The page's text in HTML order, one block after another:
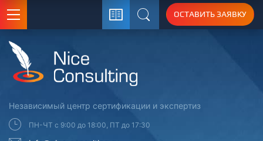
Поиск
ОСТАВИТЬ ЗАЯВКУ
Независимый центр сертификации и экспертиз
ПН-ЧТ с 9:00 до 18:00, ПТ до 17:30